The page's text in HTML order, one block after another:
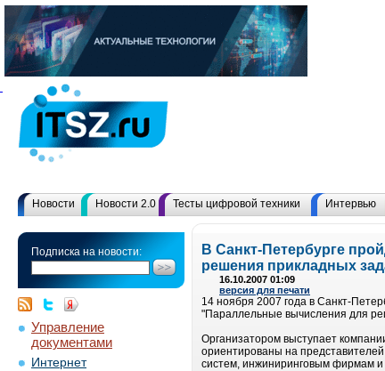
Новости Новости 2.0 Тесты цифровой техники Интервью
Подписка на новости:
Управление
документами
Интернет
В Санкт-Петербурге
решения прикладных
16.10.2007 01:09
версия для печати
14 ноября 2007 года в Санкт-
"Параллельные вычисления для
Организатором выступает
ориентированы на
систем, инжиниринговым фирмам и